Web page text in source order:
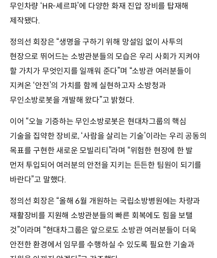
무인차량 ‘HR-셰르파’에 다양한 화재 진압 장비를 탑재해
제작됐다.
정의선 회장은 “생명을 구하기 위해 망설임 없이 사투의
현장으로 뛰어드는 소방관분들의 모습은 우리 사회가 지켜야
할 가치가 무엇인지를 일깨워 준다”며 “소방관 여러분들이
지켜온 ‘안전’의 가치를 함께 실현하고자 소방청과
무인소방로봇을 개발해 왔다”고 밝혔다.
이어 “오늘 기증하는 무인소방로봇은 현대차그룹의 핵심
기술을 집약한 장비로, ‘사람을 살리는 기술’이라는 우리 공동의
목표를 구현한 새로운 모빌리티”라며 “위험한 현장에 한 발
먼저 투입되어 여러분의 안전을 지키는 든든한 팀원이 되기를
바란다”고 말했다.
정의선 회장은 “올해 6월 개원하는 국립소방병원에는 차량과
재활장비를 지원해 소방관분들의 빠른 회복에도 힘을 보탤
것”이라며 “현대차그룹은 앞으로도 소방관 여러분들이 더욱
안전한 환경에서 임무를 수행하실 수 있도록 필요한 기술과